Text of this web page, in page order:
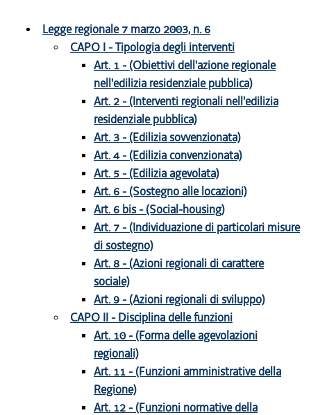
Legge regionale 7 marzo 2003, n. 6
CAPO I - Tipologia degli interventi
Art. 1 - (Obiettivi dell'azione regionale
nell'edilizia residenziale pubblica)
Art. 2 - (Interventi regionali nell'edilizia
residenziale pubblica)
Art. 3 - (Edilizia sovvenzionata)
Art. 4 - (Edilizia convenzionata)
Art. 5 - (Edilizia agevolata)
Art. 6 - (Sostegno alle locazioni)
Art. 6 bis - (Social-housing)
Art. 7 - (Individuazione di particolari misure
di sostegno)
Art. 8 - (Azioni regionali di carattere
sociale)
Art. 9 - (Azioni regionali di sviluppo)
CAPO II - Disciplina delle funzioni
Art. 10 - (Forma delle agevolazioni
regionali)
Art. 11 - (Funzioni amministrative della
Regione)
Art. 12 - (Funzioni normative della